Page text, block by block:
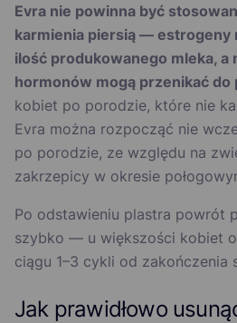
Evra nie powinna być
karmienia piersią — estrogeny
ilość produkowanego mleka, a
hormonów mogą przenikać do
kobiet po porodzie, które nie
Evra można rozpocząć nie
po porodzie, ze względu na
zakrzepicy w okresie
Po odstawieniu plastra powrót
szybko — u większości kobiet
ciągu 1–3 cykli od zakończenia
Jak prawidłowo